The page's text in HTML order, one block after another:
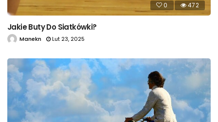
0 472
Jakie Buty Do Siatkówki?
Manekn Lut 23, 2025